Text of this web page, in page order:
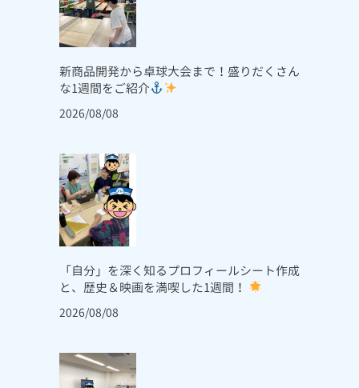
新商品開発から卓球大会まで！盛りだくさん
な1週間をご紹介
2026/08/08
「自分」を深く知るプロフィールシート作成
と、歴史＆映画を満喫した1週間！
2026/08/08